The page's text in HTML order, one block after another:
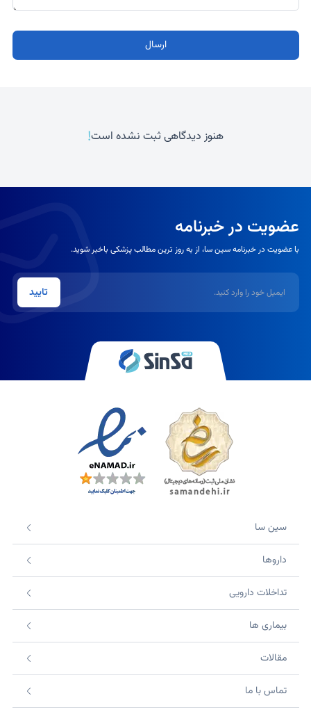
ارسال
هنوز دیدگاهی ثبت نشده است!
عضویت در خبرنامه
با عضویت در خبرنامه سین سا، از به روز ترین مطالب پزشکی باخبر شوید.
تایید
سین سا
داروها
تداخلات دارویی
بیماری ها
مقالات
تماس با ما